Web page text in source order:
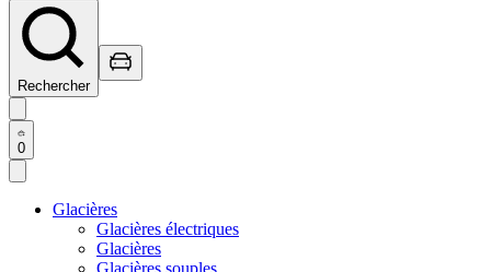
Rechercher
0
Glacières
Glacières électriques
Glacières